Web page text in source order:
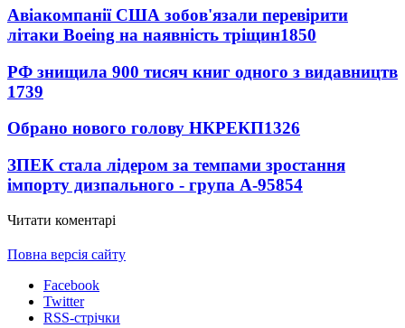
Авіакомпанії США зобов'язали перевірити
літаки Boeing на наявність тріщин1850
РФ знищила 900 тисяч книг одного з видавництв
1739
Обрано нового голову НКРЕКП1326
ЗПЕК стала лідером за темпами зростання
імпорту дизпального - група А-95854
Читати коментарі
Повна версія сайту
Facebook
Twitter
RSS-стрічки